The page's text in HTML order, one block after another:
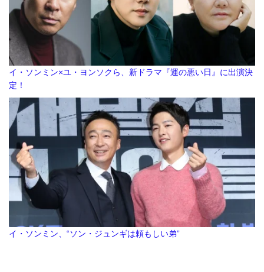
イ・ソンミン×ユ・ヨンソクら、新ドラマ『運の悪い日』に出演決
定！
イ・ソンミン、“ソン・ジュンギは頼もしい弟”